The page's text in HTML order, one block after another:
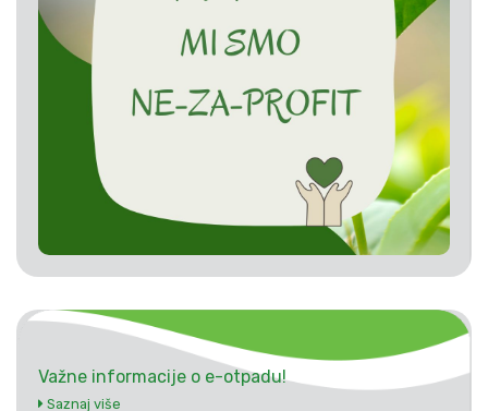
Važne informacije o e-otpadu!
Saznaj više